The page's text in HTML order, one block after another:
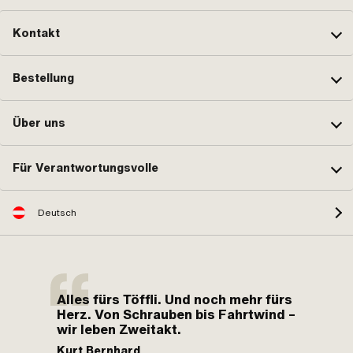
Kontakt
Bestellung
Über uns
Für Verantwortungsvolle
Deutsch
Alles fürs Töffli. Und noch mehr fürs
Herz. Von Schrauben bis Fahrtwind –
wir leben Zweitakt.